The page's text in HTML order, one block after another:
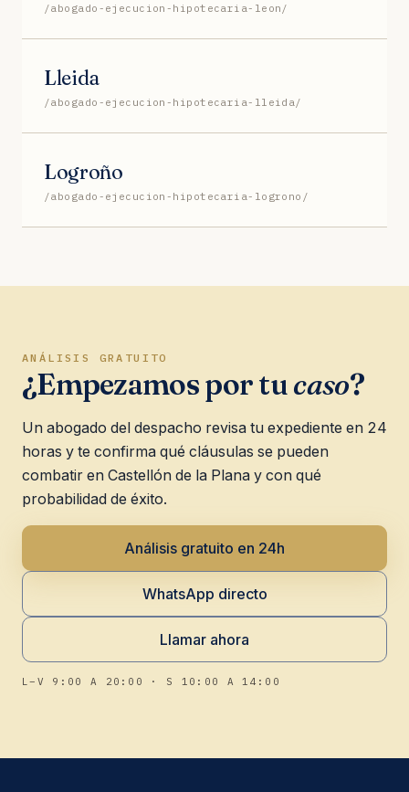
/abogado-ejecucion-hipotecaria-leon/
Lleida
/abogado-ejecucion-hipotecaria-lleida/
Logroño
/abogado-ejecucion-hipotecaria-logrono/
ANÁLISIS GRATUITO
¿Empezamos por tucaso?
Un abogado del despacho revisa tu expediente en 24
horas y te confirma qué cláusulas se pueden
combatir en Castellón de la Plana y con qué
probabilidad de éxito.
Análisis gratuito en 24h
WhatsApp directo
Llamar ahora
L–V 9:00 A 20:00 · S 10:00 A 14:00